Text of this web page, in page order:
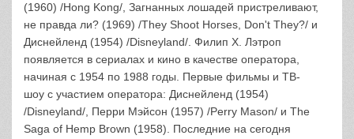
(1960) /Hong Kong/, Загнанных лошадей пристреливают,
не правда ли? (1969) /They Shoot Horses, Don't They?/ и
Диснейленд (1954) /Disneyland/. Филип Х. Лэтроп
появляется в сериалах и кино в качестве оператора,
начиная с 1954 по 1988 годы. Первые фильмы и ТВ-
шоу с участием оператора: Диснейленд (1954)
/Disneyland/, Перри Мэйсон (1957) /Perry Mason/ и The
Saga of Hemp Brown (1958). Последние на сегодня